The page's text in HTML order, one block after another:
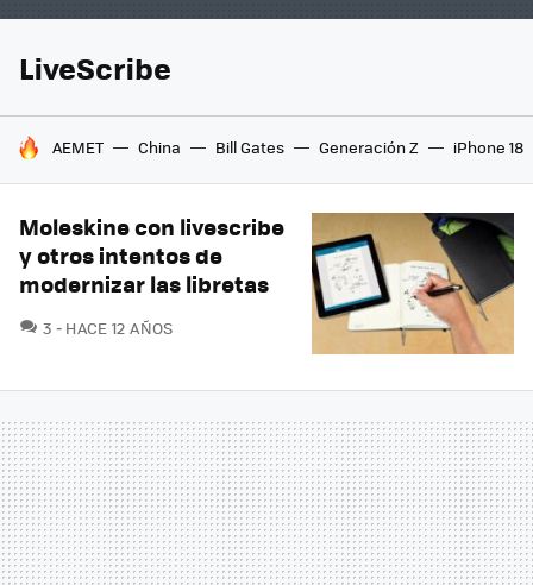
LiveScribe
HOY SE HABLA DE
AEMET China Bill Gates Generación Z iPhone 18
Moleskine con livescribe
y otros intentos de
modernizar las libretas
3 COMENTARIOS
HACE 12 AÑOS